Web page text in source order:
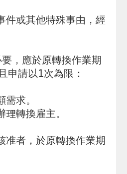
件或其他特殊事由，經
，應於原轉換作業期
申請以1次為限：
求。
轉換雇主。
者，於原轉換作業期